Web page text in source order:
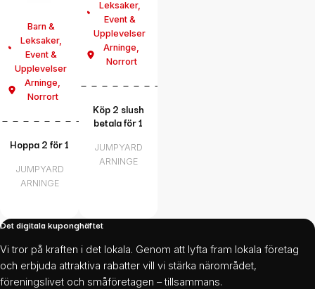
Barn &
Leksaker,
Event &
Upplevelser
Arninge
Norrort
Hoppa 2 för 1
JUMPYARD
ARNINGE
Leksaker,
Event &
Upplevelser
Arninge
Norrort
Köp 2 slush
betala för 1
JUMPYARD
ARNINGE
Det digitala kuponghäftet
Vi tror på kraften i det lokala. Genom att lyfta fram lokala företag
och erbjuda attraktiva rabatter vill vi stärka närområdet,
föreningslivet och småföretagen – tillsammans.